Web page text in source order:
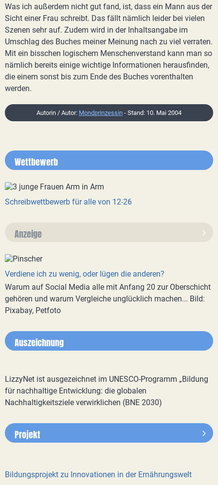
Was ich außerdem nicht gut fand, ist, dass ein Mann aus der
Sicht einer Frau schreibt. Das fällt nämlich leider bei vielen
Szenen sehr auf. Zudem wird in der Inhaltsangabe im
Umschlag des Buches meiner Meinung nach zu viel verraten.
Mit ein bisschen logischem Menschenverstand kann man so
nämlich bereits einige wichtige Informationen herausfinden,
die einem sonst bis zum Ende des Buches vorenthalten
werden.
Autorin / Autor: Mondprinzessin - Stand: 10. Mai 2004
Wettbewerb
Schreibwettbewerb für alle von 12-26
Anzeige
Verdiene ich zu wenig, oder lügen die anderen?
Warum auf Social Media alle mit Anfang 20 zur Oberschicht
gehören und warum Vergleiche unglücklich machen... Bild:
Pixabay, Petfoto
Auszeichnung
LizzyNet ist ausgezeichnet im UNESCO-Programm „Bildung
für nachhaltige Entwicklung: die globalen
Nachhaltigkeitsziele verwirklichen (BNE 2030)
Projekt
Bildungsprojekt zu Innovationen in der Ernährungswelt